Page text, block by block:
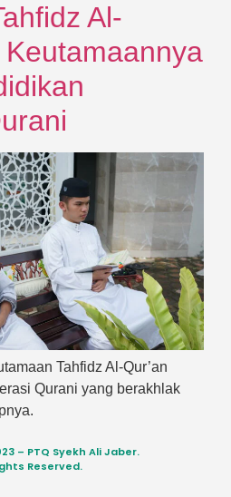
Al-
Keutamaannya
Tahfidz Al-Qur’an
Qurani yang berakhlak
– PTQ Syekh Ali Jaber.
Reserved.